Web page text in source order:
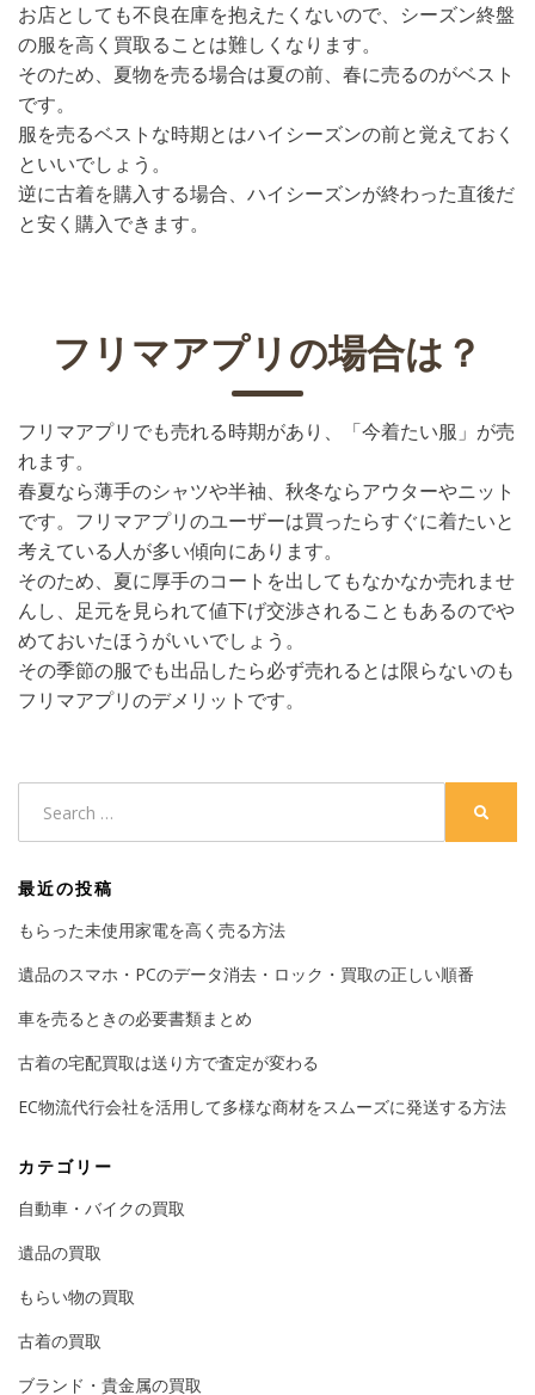
お店としても不良在庫を抱えたくないので、シーズン終盤
の服を高く買取ることは難しくなります。
そのため、夏物を売る場合は夏の前、春に売るのがベスト
です。
服を売るベストな時期とはハイシーズンの前と覚えておく
といいでしょう。
逆に古着を購入する場合、ハイシーズンが終わった直後だ
と安く購入できます。
フリマアプリの場合は？
フリマアプリでも売れる時期があり、「今着たい服」が売
れます。
春夏なら薄手のシャツや半袖、秋冬ならアウターやニット
です。フリマアプリのユーザーは買ったらすぐに着たいと
考えている人が多い傾向にあります。
そのため、夏に厚手のコートを出してもなかなか売れませ
んし、足元を見られて値下げ交渉されることもあるのでや
めておいたほうがいいでしょう。
その季節の服でも出品したら必ず売れるとは限らないのも
フリマアプリのデメリットです。
最近の投稿
もらった未使用家電を高く売る方法
遺品のスマホ・PCのデータ消去・ロック・買取の正しい順番
車を売るときの必要書類まとめ
古着の宅配買取は送り方で査定が変わる
EC物流代行会社を活用して多様な商材をスムーズに発送する方法
カテゴリー
自動車・バイクの買取
遺品の買取
もらい物の買取
古着の買取
ブランド・貴金属の買取